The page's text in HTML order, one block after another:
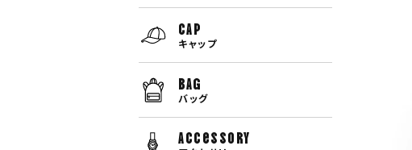
CAP
キャップ
BAG
バッグ
Accessory